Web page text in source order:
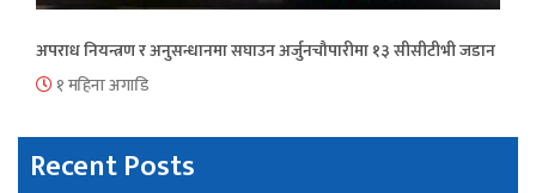
अपराध नियन्त्रण र अनुसन्धानमा सघाउन अर्जुनचौपारीमा १३ सीसीटीभी जडान
१ महिना अगाडि
Recent Posts